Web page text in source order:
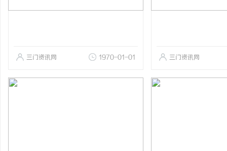
三门资讯网 1970-01-01 三门资讯网